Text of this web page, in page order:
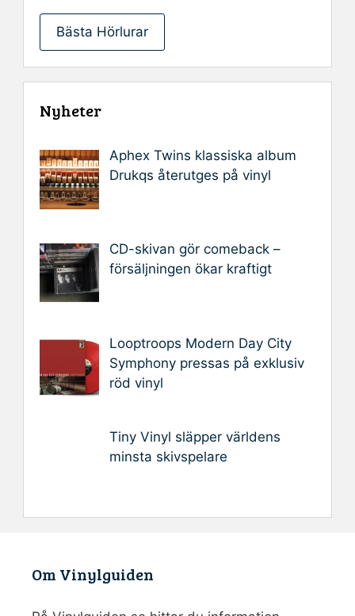
Bästa Hörlurar
Nyheter
Aphex Twins klassiska album
Drukqs återutges på vinyl
CD-skivan gör comeback –
försäljningen ökar kraftigt
Looptroops Modern Day City
Symphony pressas på exklusiv
röd vinyl
Tiny Vinyl släpper världens
minsta skivspelare
Om Vinylguiden